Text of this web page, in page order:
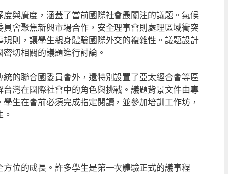
與廣度，涵蓋了當前國際社會最關注的議題。氣候
會聚焦新興市場合作，安全理事會則處理區域衝突
則，讓學生親身體驗國際外交的複雜性。議題設計
切相關的議題進行討論。
的聯合國委員會外，還特別設置了亞太經合會等區
灣在國際社會中的角色與挑戰。議題背景文件由專
生在會前必須完成指定閱讀，並參加培訓工作坊，
位的成長。許多學生是第一次體驗正式的議事程